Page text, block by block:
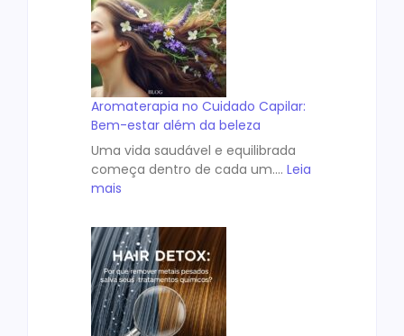
Aromaterapia no Cuidado Capilar:
Bem-estar além da beleza
Uma vida saudável e equilibrada
começa dentro de cada um.… Leia
mais